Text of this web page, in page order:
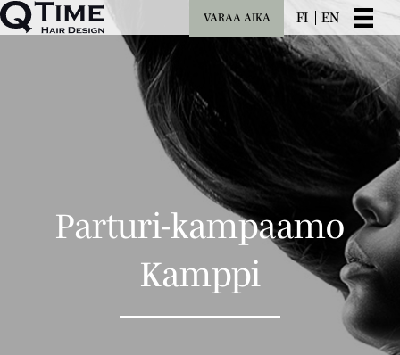
VARAA AIKA FI EN
Parturi-kampaamo
Kamppi